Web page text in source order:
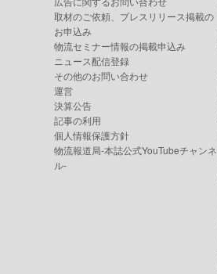
取材のご依頼、プレスリリース掲載の
お申込み
物流セミナー情報の掲載申込み
ニュース配信登録
その他のお問い合わせ
運営
決算公告
記事の利用
個人情報保護方針
物流報道局-本誌公式YouTubeチャンネ
ル-